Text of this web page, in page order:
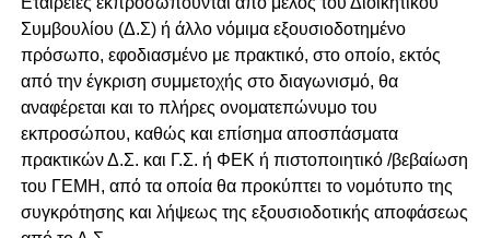
Συμβουλίου (Δ.Σ) ή άλλο νόμιμα εξουσιοδοτημένο
πρόσωπο, εφοδιασμένο με πρακτικό, στο οποίο, εκτός
από την έγκριση συμμετοχής στο διαγωνισμό, θα
αναφέρεται και το πλήρες ονοματεπώνυμο του
εκπροσώπου, καθώς και επίσημα αποσπάσματα
πρακτικών Δ.Σ. και Γ.Σ. ή ΦΕΚ ή πιστοποιητικό /βεβαίωση
του ΓΕΜΗ, από τα οποία θα προκύπτει το νομότυπο της
συγκρότησης και λήψεως της εξουσιοδοτικής αποφάσεως